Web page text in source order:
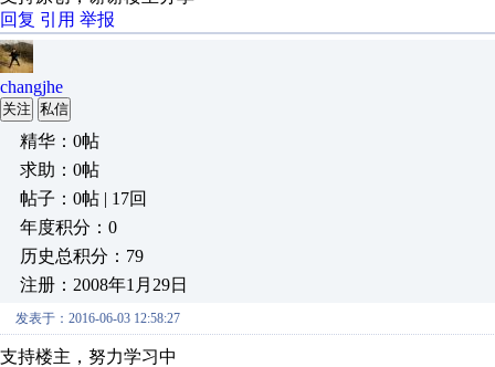
回复 引用 举报
changjhe
关注 私信
精华：0帖
求助：0帖
帖子：0帖 | 17回
年度积分：0
历史总积分：79
注册：2008年1月29日
发表于：2016-06-03 12:58:27
支持楼主，努力学习中